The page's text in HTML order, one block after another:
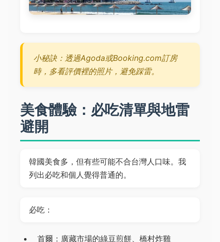
小秘訣：透過Agoda或Booking.com訂房
時，多看評價裡的照片，避免踩雷。
美食體驗：必吃清單與地雷
避開
韓國美食多，但有些可能不合台灣人口味。我
列出必吃和個人覺得普通的。
必吃：
首爾：廣藏市場的綠豆煎餅、橋村炸雞